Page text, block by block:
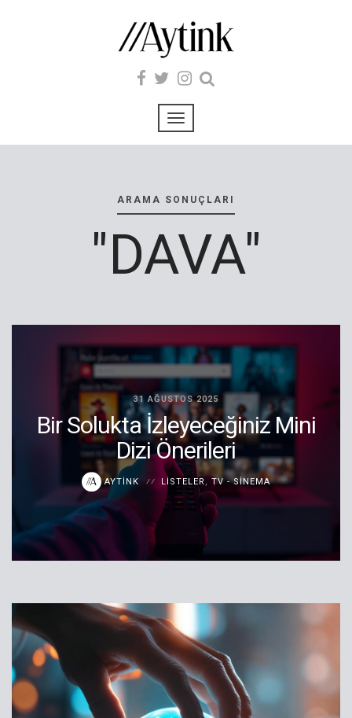
ARAMA SONUÇLARI
"DAVA"
31 AĞUSTOS 2025
Bir Solukta İzleyeceğiniz Mini
Dizi Önerileri
AYTINK LISTELER, TV - SINEMA